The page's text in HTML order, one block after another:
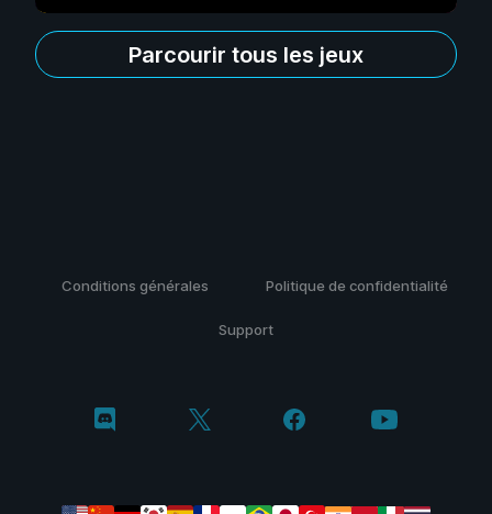
Parcourir tous les jeux
Conditions générales Politique de confidentialité
Support